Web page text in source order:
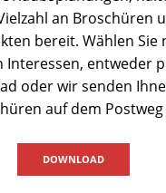
an Broschüren
bereit. Wählen Sie
Interessen, entweder
oder wir senden
auf dem Postweg
DOWNLOAD